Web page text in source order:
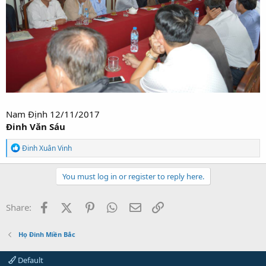
Nam Định 12/11/2017
Đinh Văn Sáu
R
e
a
o
n
:
Đinh Xuân Vinh
You must log in or register to reply here.
Share: FacebookX (Twitter)PinterestWhatsApp
Email
Họ Đinh Miền Bắc
Default